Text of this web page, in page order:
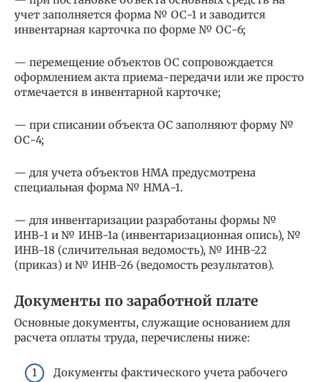
учет заполняется форма № ОС-1 и заводится
инвентарная карточка по форме № ОС-6;
— перемещение объектов ОС сопровождается
оформлением акта приема-передачи или же просто
отмечается в инвентарной карточке;
— при списании объекта ОС заполняют форму №
ОС-4;
— для учета объектов НМА предусмотрена
специальная форма № НМА-1.
— для инвентаризации разработаны формы №
ИНВ-1 и № ИНВ-1а (инвентаризационная опись), №
ИНВ-18 (сличительная ведомость), № ИНВ-22
(приказ) и № ИНВ-26 (ведомость результатов).
Документы по заработной плате
Основные документы, служащие основанием для
расчета оплаты труда, перечислены ниже:
Документы фактического учета рабочего